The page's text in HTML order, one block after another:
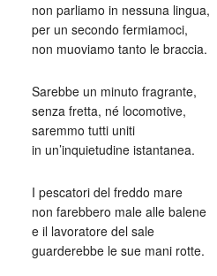
non parliamo in nessuna lingua,
per un secondo fermiamoci,
non muoviamo tanto le braccia.
Sarebbe un minuto fragrante,
senza fretta, né locomotive,
saremmo tutti uniti
in un’inquietudine istantanea.
I pescatori del freddo mare
non farebbero male alle balene
e il lavoratore del sale
guarderebbe le sue mani rotte.